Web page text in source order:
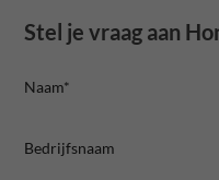
Stel je vraag aan
Naam*
Bedrijfsnaam